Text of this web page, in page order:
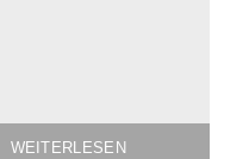
WEITERLESEN